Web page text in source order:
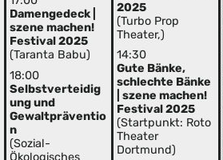
Damengedeck |
szene machen!
Festival 2025
(Taranta Babu)
18:00
Selbstverteidig
ung und
Gewaltpräventio
n
(Sozial-
Ökologisches
2025
(Turbo Prop
Theater,)
14:30
Gute Bänke,
schlechte Bänke
| szene machen!
Festival 2025
(Startpunkt: Roto
Theater
Dortmund)